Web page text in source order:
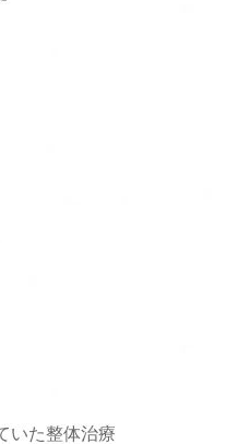
いた整体治療